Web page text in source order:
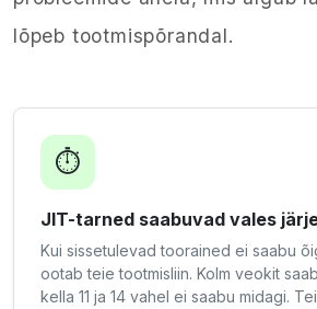
lõpeb tootmispõrandal.
⏱️
JIT-tarned saabuvad vales
Kui sissetulevad toorained ei saabu
ootab teie tootmisliin. Kolm veokit
kella 11 ja 14 vahel ei saabu midagi.